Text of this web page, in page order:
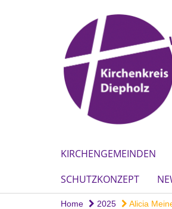
KIRCHENGEMEINDEN
SCHUTZKONZEPT
Home 2025 Alicia